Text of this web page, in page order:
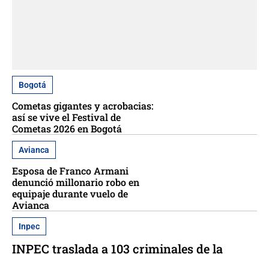
Bogotá
Cometas gigantes y acrobacias:
así se vive el Festival de
Cometas 2026 en Bogotá
Avianca
Esposa de Franco Armani
denunció millonario robo en
equipaje durante vuelo de
Avianca
Inpec
INPEC traslada a 103 criminales de la